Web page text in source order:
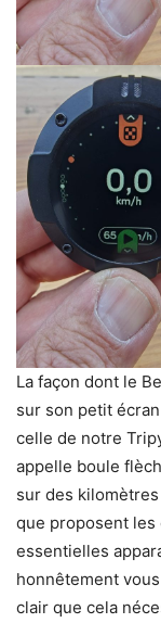
La façon dont le
sur son petit
celle de notre
appelle boule
sur des
que proposent
essentielles
honnêtement
clair que cela